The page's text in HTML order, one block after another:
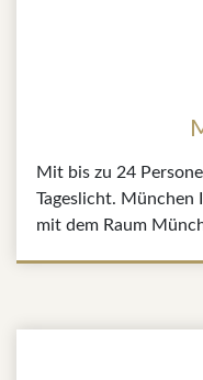
Mit bis zu 24
Tageslicht.
mit dem Raum